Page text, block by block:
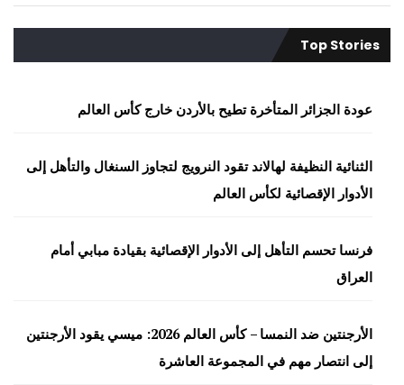
Top Stories
عودة الجزائر المتأخرة تطيح بالأردن خارج كأس العالم
الثنائية النظيفة لهالاند تقود النرويج لتجاوز السنغال والتأهل إلى
الأدوار الإقصائية لكأس العالم
فرنسا تحسم التأهل إلى الأدوار الإقصائية بقيادة مبابي أمام
العراق
الأرجنتين ضد النمسا – كأس العالم 2026: ميسي يقود الأرجنتين
إلى انتصار مهم في المجموعة العاشرة